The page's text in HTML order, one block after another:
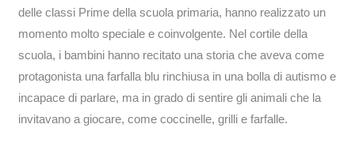
delle classi Prime della scuola primaria, hanno realizzato un
momento molto speciale e coinvolgente. Nel cortile della
scuola, i bambini hanno recitato una storia che aveva come
protagonista una farfalla blu rinchiusa in una bolla di autismo e
incapace di parlare, ma in grado di sentire gli animali che la
invitavano a giocare, come coccinelle, grilli e farfalle.